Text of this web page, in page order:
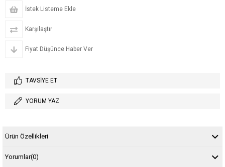
İstek Listeme Ekle
Karşılaştır
Fiyat Düşünce Haber Ver
TAVSIYE ET
YORUM YAZ
Ürün Özellikleri
Yorumlar(0)